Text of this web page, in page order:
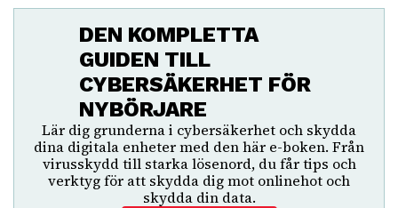
DEN KOMPLETTA
GUIDEN TILL
CYBERSÄKERHET FÖR
NYBÖRJARE
Lär dig grunderna i cybersäkerhet och skydda
dina digitala enheter med den här e-boken. Från
virusskydd till starka lösenord, du får tips och
verktyg för att skydda dig mot onlinehot och
skydda din data.